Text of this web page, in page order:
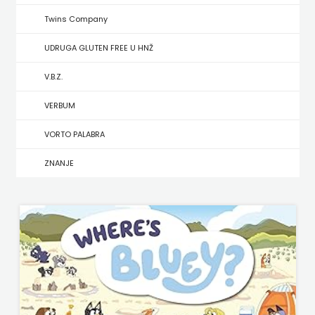
NAKLADA
SLAP
NAKLADA
Twins Company
UDRUGA GLUTEN FREE U HNŽ
V.B.Z.
VERBUM
VORTO PALABRA
ZNANJE